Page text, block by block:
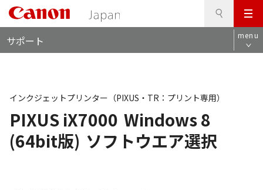
メ
ニ
ュ
サポート menu
PIXUS iX7000 Windows 8
(64bit版) ソフトウエア選択
インクジェットプリンター（PIXUS・TR：プリント専用）